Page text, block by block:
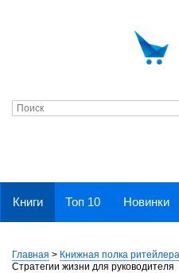
Книги Топ 10 Новинки
Главная > Книжная полка ритейлера
Стратегии жизни для руководителя